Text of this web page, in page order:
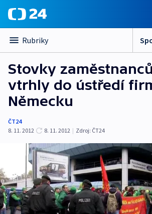
Rubriky
Stovky
vtrhly do ústředí
Německu
ČT24
8. 11. 2012
8. 11. 2012 | Zdroj: ČT24